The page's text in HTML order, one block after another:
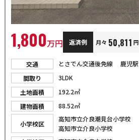
1,800万円 返済例 月々 50,811 円
交通
とさでん交通後免線 鹿児駅
間取り
3LDK
土地面積
192.2㎡
建物面積
88.52㎡
小学校区
高知市立介良潮見台小学校
高知市立介良小学校